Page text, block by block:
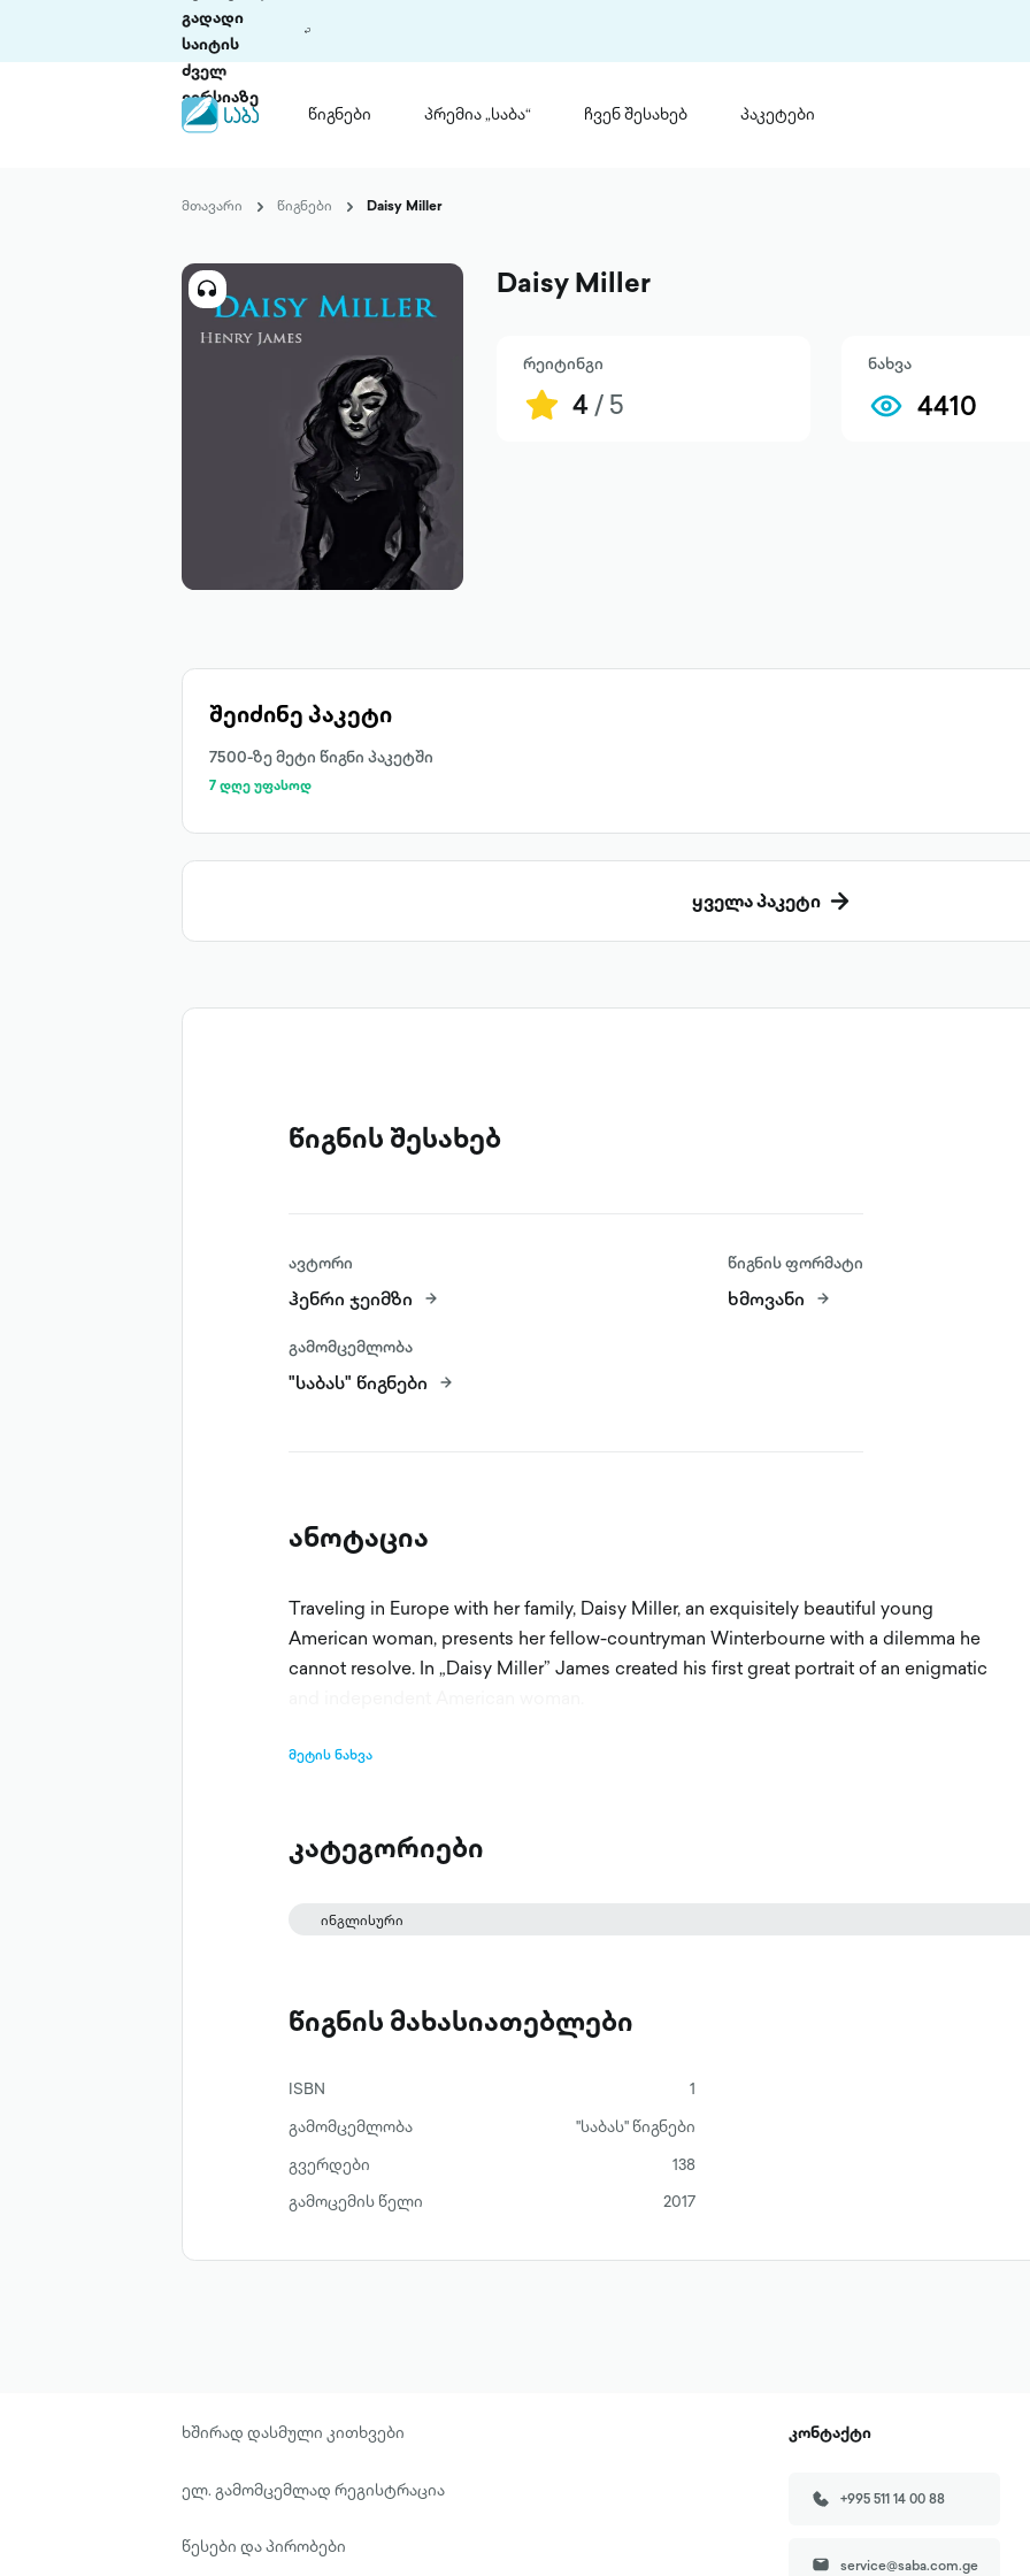
გადადი
საიტის
ძველ
ვერსიაზე
წიგნები პრემია „საბა“
ლიტერატურული პრემია „საბა“
წესდება
საკონკურსო განაცხადი
ჩვენ შესახებ პაკეტები
ჩვენ შესახებ
მთავარი წიგნები Daisy Miller
Daisy Miller
რეიტინგი
4/ 5
ნახვა
4410
შეიძინე პაკეტი
7500-ზე მეტი წიგნი პაკეტში
7 დღე უფასოდ
ყველა პაკეტი
წიგნის შესახებ
ავტორი
ჰენრი ჯეიმზი
გამომცემლობა
"საბას" წიგნები
წიგნის ფორმატი
ხმოვანი
ანოტაცია
Traveling in Europe with her family, Daisy Miller, an exquisitely beautiful young
American woman, presents her fellow-countryman Winterbourne with a dilemma he
cannot resolve. In „Daisy Miller” James created his first great portrait of an enigmatic
მეტის ნახვა
კატეგორიები
ინგლისური
წიგნის მახასიათებლები
ISBN
1
გამომცემლობა
"საბას" წიგნები
გვერდები
138
გამოცემის წელი
2017
ხშირად დასმული კითხვები
ელ. გამომცემლად რეგისტრაცია
წესები და პირობები
კონტაქტი
+995 511 14 00 88
service@saba.com.ge